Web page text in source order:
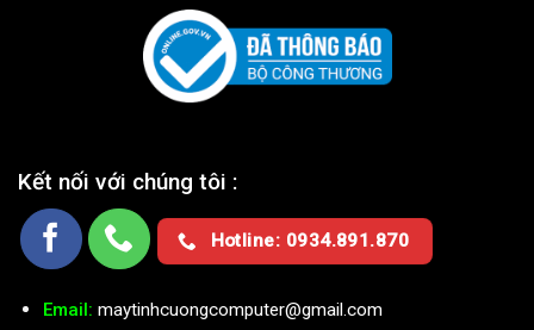
Kết nối với chúng tôi :
Hotline: 0934.891.870
Email: maytinhcuongcomputer@gmail.com